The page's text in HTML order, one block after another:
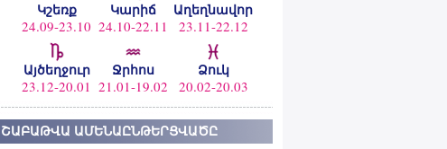
Կշեռք
24.09-23.10
Կարիճ
24.10-22.11
Աղեղնավոր
23.11-22.12
Այծեղջուր
23.12-20.01
Ջրհոս
21.01-19.02
Ձուկ
20.02-20.03
ՇԱԲԱԹՎԱ ԱՄԵՆԱԸՆԹԵՐՑՎԱԾԸ